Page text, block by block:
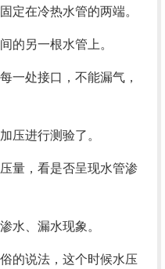
定在冷热水管的两端。
的另一根水管上。
一处接口，不能漏气，
压进行测验了。
量，看是否呈现水管渗
水、漏水现象。
的说法，这个时候水压